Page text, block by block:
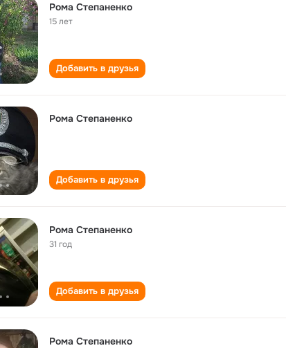
Рома Степаненко
15 лет
Добавить в друзья
Рома Степаненко
Добавить в друзья
Рома Степаненко
31 год
Добавить в друзья
Рома Степаненко